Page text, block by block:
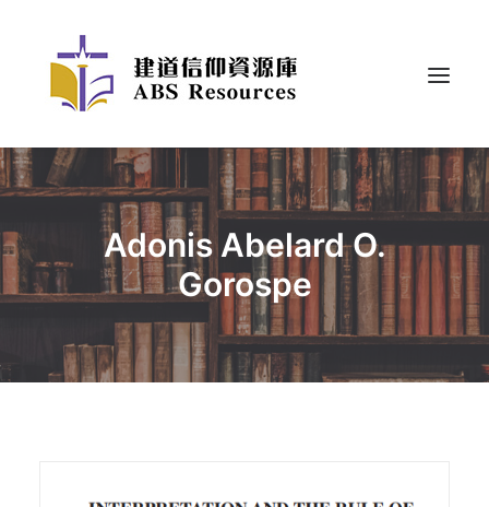
Adonis Abelard O.
Gorospe